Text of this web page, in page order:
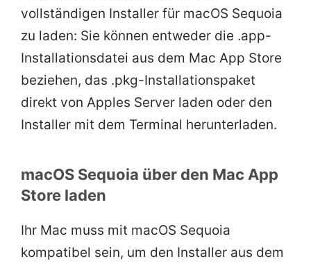
vollständigen Installer für macOS Sequoia
zu laden: Sie können entweder die .app-
Installationsdatei aus dem Mac App Store
beziehen, das .pkg-Installationspaket
direkt von Apples Server laden oder den
Installer mit dem Terminal herunterladen.
macOS Sequoia über den Mac App
Store laden
Ihr Mac muss mit macOS Sequoia
kompatibel sein, um den Installer aus dem